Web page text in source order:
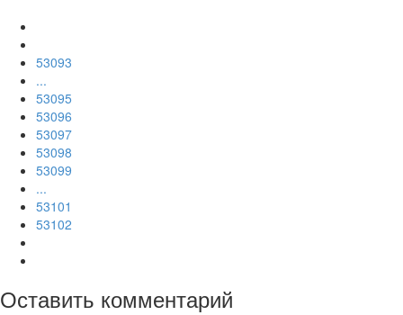
53093
...
53095
53096
53097
53098
53099
...
53101
53102
Оставить комментарий